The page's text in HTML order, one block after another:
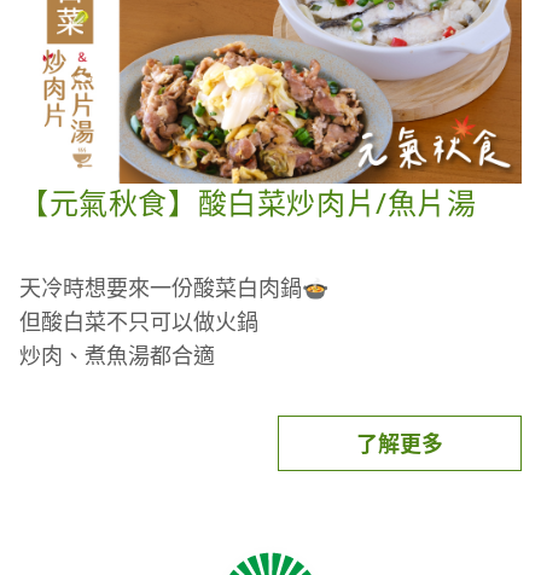
關鍵食材【就是鮮菇-有機台灣銀耳】推薦，一包可
煮兩大鍋～
乾燥銀耳，已去蒂頭，好泡發復原
滋補養生，注重健康的你必備
乾燥銀耳- 半包有機台灣銀耳約30~35g，泡水後會膨
【元氣秋食】酸白菜炒肉片/魚片湯
天冷時想要來一份酸菜白肉鍋🍲
但酸白菜不只可以做火鍋
炒肉、煮魚湯都合適
選用自然發酵的【金門翟家高粱酸白菜】
富含乳酸菌的酸菜汁可一起入菜增風味！
了解更多